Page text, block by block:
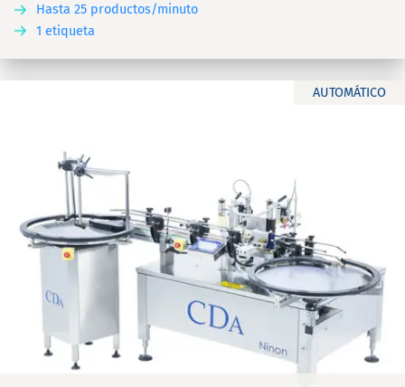
Hasta 25 productos/minuto
1 etiqueta
AUTOMÁTICO